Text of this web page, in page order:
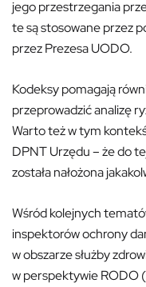
jego przestrzegania
te są stosowane przez
przez Prezesa UODO.
Kodeksy pomagają
przeprowadzić analizę
Warto też w tym
DPNT Urzędu – że do
została nałożona
Wśród kolejnych
inspektorów ochrony
w obszarze służby
w perspektywie RODO